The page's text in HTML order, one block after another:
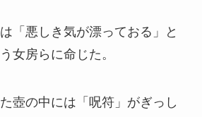
「悪しき気が漂っておる」と
女房らに命じた。
壺の中には「呪符」がぎっし